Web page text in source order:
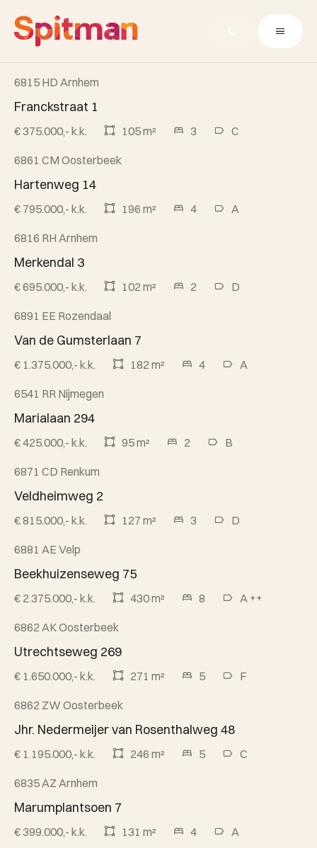
Beschikbaar
6815 HD Arnhem
Franckstraat 1
€ 375.000,- k.k. 105 m² 3 C
Beschikbaar
6861 CM Oosterbeek
Hartenweg 14
€ 795.000,- k.k. 196 m² 4 A
Beschikbaar
6816 RH Arnhem
Merkendal 3
€ 695.000,- k.k. 102 m² 2 D
Beschikbaar
6891 EE Rozendaal
Van de Gumsterlaan 7
€ 1.375.000,- k.k. 182 m² 4 A
Beschikbaar
6541 RR Nijmegen
Marialaan 294
€ 425.000,- k.k. 95 m² 2 B
Beschikbaar
6871 CD Renkum
Veldheimweg 2
€ 815.000,- k.k. 127 m² 3 D
Beschikbaar
6881 AE Velp
Beekhuizenseweg 75
€ 2.375.000,- k.k. 430 m² 8 A ++
Beschikbaar
6862 AK Oosterbeek
Utrechtseweg 269
€ 1.650.000,- k.k. 271 m² 5 F
Beschikbaar
6862 ZW Oosterbeek
Jhr. Nedermeijer van Rosenthalweg 48
€ 1.195.000,- k.k. 246 m² 5 C
Verkocht onder voorbehoud
6835 AZ Arnhem
Marumplantsoen 7
€ 399.000,- k.k. 131 m² 4 A